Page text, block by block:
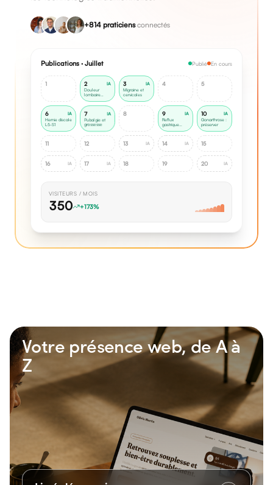
+814 praticiensconnectés
Publications · Juillet Publié En cours
1 2
IA
Douleur
lombaire
nocturne
3
IA
Migraine et
cervicales
4 5
6
IA
Hernie discale
L5-S1
7
IA
Pubalgie et
grossesse
8 9
IA
Reflux
gastrique
persistant
10
IA
Gonarthrose :
préserver
11 12 13
IA
Maux de tête
et écrans
14 IA 15
16 IA 17 IA 18 19 20 IA
VISITEURS / MOIS
424
Votre présence web, de A à
Z